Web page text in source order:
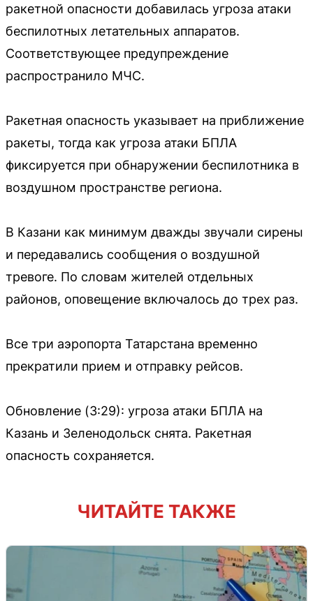
ракетной опасности добавилась угроза атаки
беспилотных летательных аппаратов.
Соответствующее предупреждение
распространило МЧС.
Ракетная опасность указывает на приближение
ракеты, тогда как угроза атаки БПЛА
фиксируется при обнаружении беспилотника в
воздушном пространстве региона.
В Казани как минимум дважды звучали сирены
и передавались сообщения о воздушной
тревоге. По словам жителей отдельных
районов, оповещение включалось до трех раз.
Все три аэропорта Татарстана временно
прекратили прием и отправку рейсов.
Обновление (3:29): угроза атаки БПЛА на
Казань и Зеленодольск снята. Ракетная
опасность сохраняется.
ЧИТАЙТЕ ТАКЖЕ